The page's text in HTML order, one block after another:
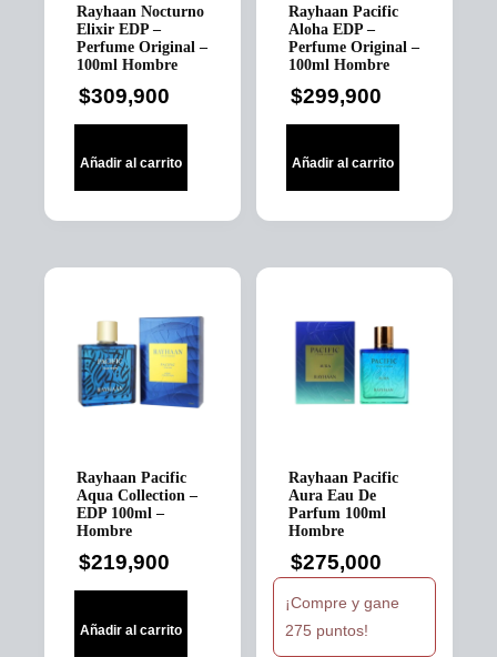
Rayhaan Nocturno
Elixir EDP –
Perfume Original –
100ml Hombre
$309,900
Añadir al carrito
Rayhaan Pacific
Aloha EDP –
Perfume Original –
100ml Hombre
$299,900
Añadir al carrito
Rayhaan Pacific
Aqua Collection –
EDP 100ml –
Hombre
$219,900
Añadir al carrito
Rayhaan Pacific
Aura Eau De
Parfum 100ml
Hombre
$275,000
¡Compre y gane
275 puntos!